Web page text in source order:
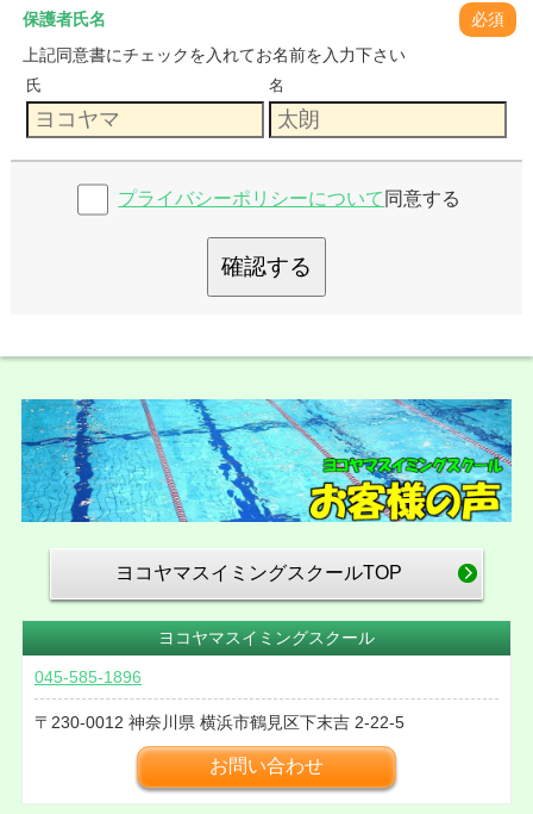
保護者氏名
必須
上記同意書にチェックを入れてお名前を入力下さい
氏 名
プライバシーポリシーについて 同意する
確認する
ヨコヤマスイミングスクールTOP
ヨコヤマスイミングスクール
045-585-1896
230-0012 神奈川県 横浜市鶴見区下末吉 2-22-5
お問い合わせ